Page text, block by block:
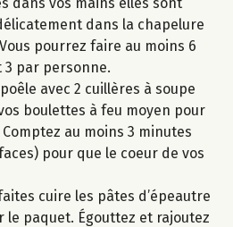
dans la chapelure
pourrez faire au moins 6
3 par personne.
avec 2 cuillères à soupe
boulettes à feu moyen pour
au moins 3 minutes
pour que le coeur de vos
cuire les pâtes d’épeautre
le paquet. Égouttez et rajoutez